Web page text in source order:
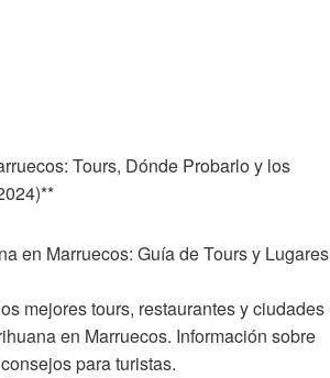
Tours, Dónde Probarlo y los
en Marruecos: Guía de Tours y Lugares
mejores tours, restaurantes y ciudades
en Marruecos. Información sobre
para turistas.